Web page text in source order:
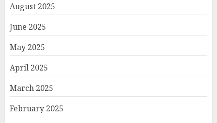
August 2025
June 2025
May 2025
April 2025
March 2025
February 2025